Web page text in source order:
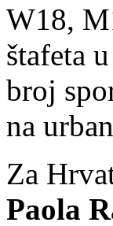
W18,
štafeta
broj
na
Za
Paola